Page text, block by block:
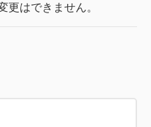
更はできません。